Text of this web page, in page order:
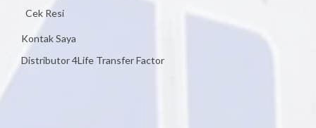
Cek Resi
Kontak Saya
Distributor 4Life Transfer Factor